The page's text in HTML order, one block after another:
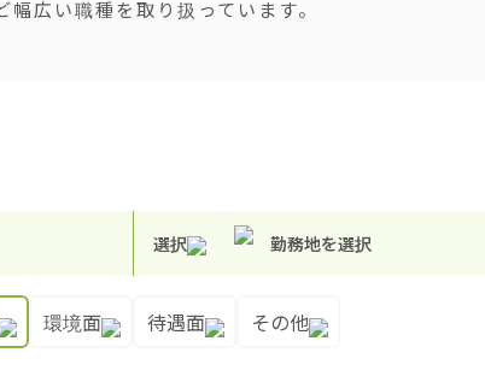
広い職種を取り扱っています。
選択 勤務地を選択
環境面 待遇面 その他